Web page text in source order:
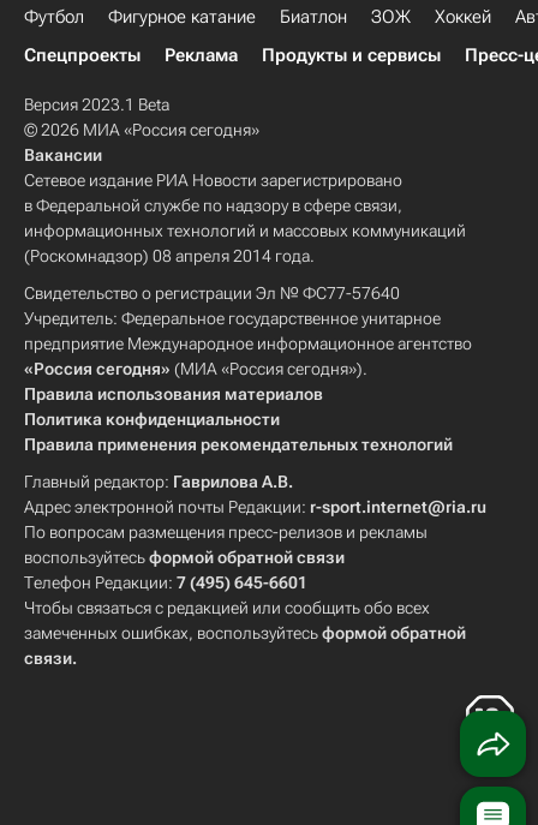
Футбол Фигурное катание Биатлон ЗОЖ Хоккей
Спецпроекты
Реклама Продукты и сервисы Пресс-
Версия 2023.1 Beta
© 2026 МИА «Россия сегодня»
Вакансии
Сетевое издание РИА Новости зарегистрировано
в Федеральной службе по надзору в сфере связи,
информационных технологий и массовых коммуникаций
(Роскомнадзор) 08 апреля 2014 года.
Свидетельство о регистрации Эл № ФС77-57640
Учредитель: Федеральное государственное унитарное
предприятие Международное информационное агентство
«Россия сегодня» (МИА «Россия сегодня»).
Правила использования материалов
Политика конфиденциальности
Правила применения рекомендательных технологий
Главный редактор: Гаврилова А.В.
Адрес электронной почты Редакции: r-sport.internet@ria.ru
По вопросам размещения пресс-релизов и рекламы
воспользуйтесьформой обратной связи
Телефон Редакции: 7 (495) 645-6601
Чтобы связаться с редакцией или сообщить обо всех
замеченных ошибках, воспользуйтесьформой обратной
связи.